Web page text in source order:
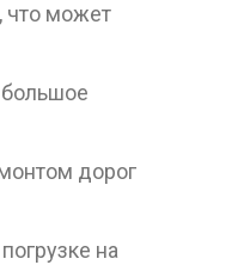
что может
большое
дорог
на